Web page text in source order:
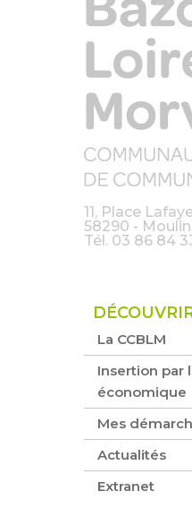
11, Place
58290 -
Tél. 03 86 84
La CCBLM
Insertion par
économique
Mes
Actualités
Extranet